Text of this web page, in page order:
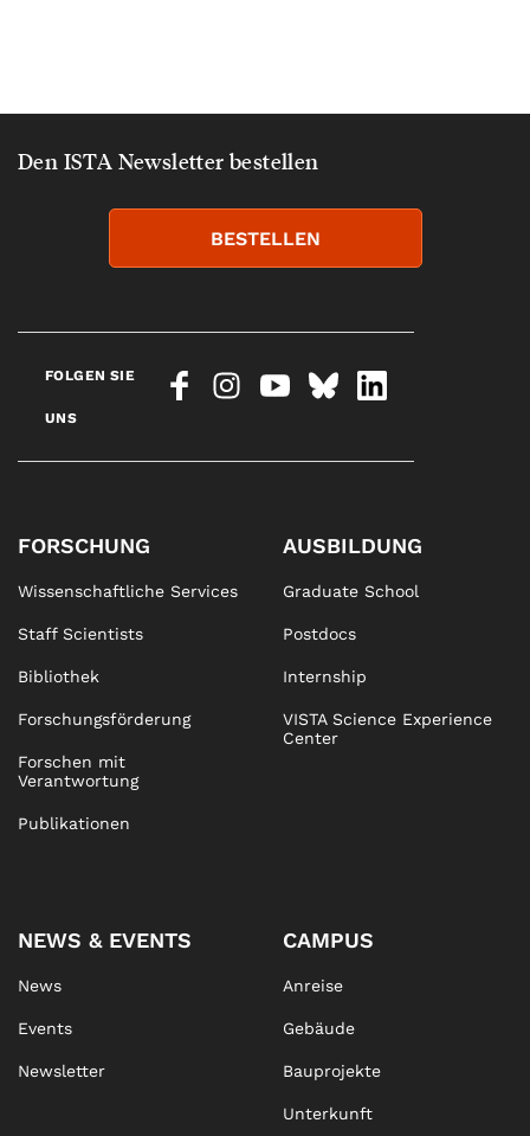
Den ISTA Newsletter bestellen
BESTELLEN
FOLGEN SIE
UNS
FORSCHUNG
Wissenschaftliche Services
Staff Scientists
Bibliothek
Forschungsförderung
Forschen mit
Verantwortung
Publikationen
AUSBILDUNG
Graduate School
Postdocs
Internship
VISTA Science Experience
Center
NEWS & EVENTS
News
Events
Newsletter
CAMPUS
Anreise
Gebäude
Bauprojekte
Unterkunft